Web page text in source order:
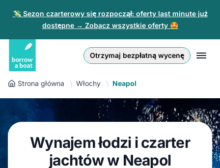
💸 Sezon czarterowy się rozpoczął: oferty last minute już
dostępne → Zobacz wszystkie oferty 🤩
Otrzymaj bezpłatną wycenę
Zaloguj się
Zarejestruj się
Dla partnerów
Pomoc
Euro
Złoty
English (UK)
Nederlands
Italiano
Español
Strona główna Włochy Neapol
Wynajem łodzi i czarter
jachtów w Neapol